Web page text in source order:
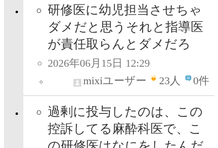
研修医に幼児担当させちゃ
ダメだと思うそれと指導医
が責任取らんとダメだろ
2026年06月15日 12:29
mixiユーザー
23人 0件
過剰に投与したのは、この
控訴してる麻酔科医で、こ